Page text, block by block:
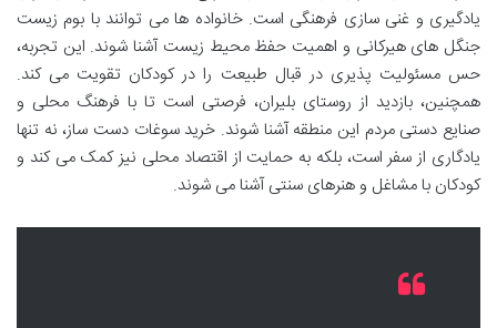
یادگیری و غنی سازی فرهنگی است. خانواده ها می توانند با بوم زیست
جنگل های هیرکانی و اهمیت حفظ محیط زیست آشنا شوند. این تجربه،
حس مسئولیت پذیری در قبال طبیعت را در کودکان تقویت می کند.
همچنین، بازدید از روستای بلیران، فرصتی است تا با فرهنگ محلی و
صنایع دستی مردم این منطقه آشنا شوند. خرید سوغات دست ساز، نه تنها
یادگاری از سفر است، بلکه به حمایت از اقتصاد محلی نیز کمک می کند و
کودکان با مشاغل و هنرهای سنتی آشنا می شوند.